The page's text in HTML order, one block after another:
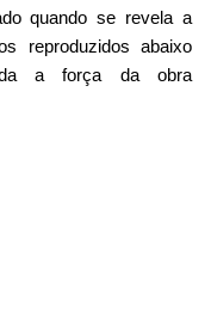
quando se revela a
reproduzidos abaixo
a força da obra